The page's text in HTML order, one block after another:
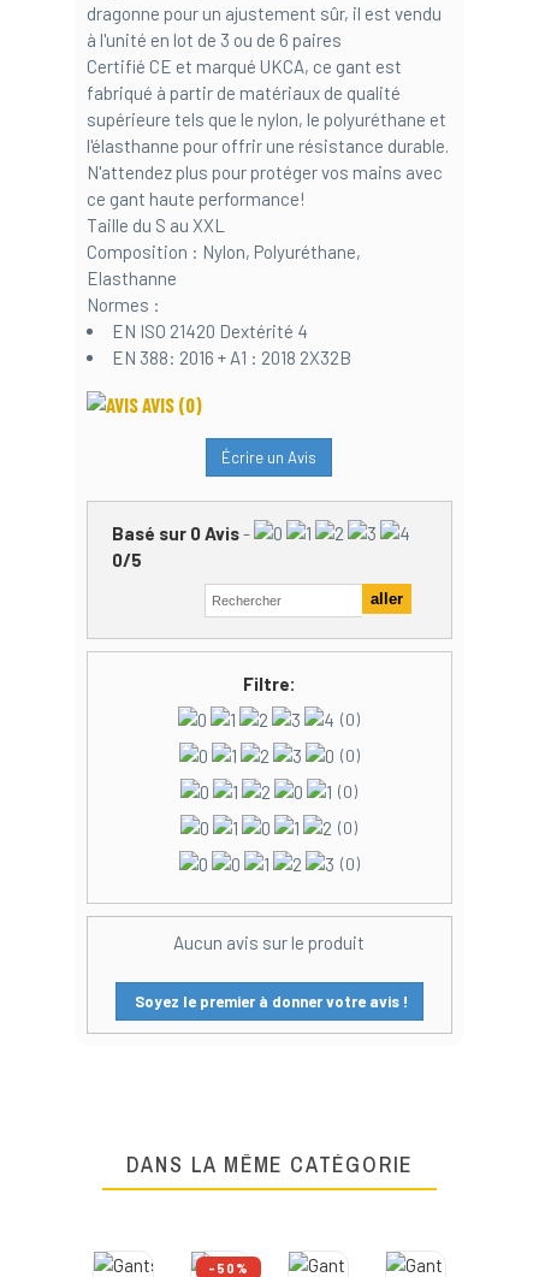
dragonne pour un ajustement sûr, il est vendu
à l'unité en lot de 3 ou de 6 paires
Certifié CE et marqué UKCA, ce gant est
fabriqué à partir de matériaux de qualité
supérieure tels que le nylon, le polyuréthane et
l'élasthanne pour offrir une résistance durable.
N'attendez plus pour protéger vos mains avec
ce gant haute performance!
Taille du S au XXL
Composition : Nylon, Polyuréthane,
Elasthanne
Normes :
EN ISO 21420 Dextérité 4
EN 388: 2016 + A1 : 2018 2X32B
AVIS (0)
Écrire un Avis
Basé sur 0Avis-
0/5
Filtre:
(0)
(0)
(0)
(0)
(0)
Aucun avis sur le produit
Soyez le premier à donner votre avis !
DANS LA MÊME CATÉGORIE
-50%